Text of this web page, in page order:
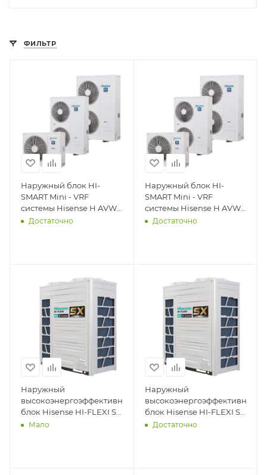
ФИЛЬТР
Наружный блок HI-
SMART Mini - VRF
системы Hisense H AVW-
34HJFH
Достаточно
Наружный блок HI-
SMART Mini - VRF
системы Hisense H AVW-
28HJFH
Достаточно
Наружный
высокоэнергоэффективный
блок Hisense HI-FLEXI SX
AVWT-96HKFSX
Мало
Наружный
высокоэнергоэффективный
блок Hisense HI-FLEXI SX
AVWT-76HKFSX
Достаточно